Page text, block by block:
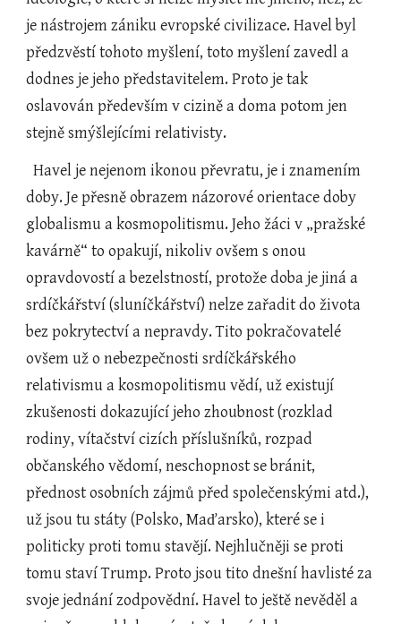
je nástrojem zániku evropské civilizace. Havel byl
předzvěstí tohoto myšlení, toto myšlení zavedl a
dodnes je jeho představitelem. Proto je tak
oslavován především v cizině a doma potom jen
stejně smýšlejícími relativisty.
  Havel je nejenom ikonou převratu, je i znamením
doby. Je přesně obrazem názorové orientace doby
globalismu a kosmopolitismu. Jeho žáci v „pražské
kavárně“ to opakují, nikoliv ovšem s onou
opravdovostí a bezelstností, protože doba je jiná a
srdíčkářství (sluníčkářství) nelze zařadit do života
bez pokrytectví a nepravdy. Tito pokračovatelé
ovšem už o nebezpečnosti srdíčkářského
relativismu a kosmopolitismu vědí, už existují
zkušenosti dokazující jeho zhoubnost (rozklad
rodiny, vítačství cizích příslušníků, rozpad
občanského vědomí, neschopnost se bránit,
přednost osobních zájmů před společenskými atd.),
už jsou tu státy (Polsko, Maďarsko), které se i
politicky proti tomu stavějí. Nejhlučněji se proti
tomu staví Trump. Proto jsou tito dnešní havlisté za
svoje jednání zodpovědní. Havel to ještě nevěděl a